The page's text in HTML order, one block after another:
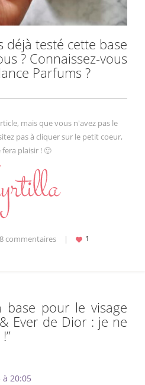
déjà testé cette base
? Connaissez-vous
Parfums ?
mais que vous n'avez pas le
pas à cliquer sur le petit coeur,
fera plaisir ! 🙂
8 commentaires |
base pour le visage
Ever de Dior : je ne
”
20:05